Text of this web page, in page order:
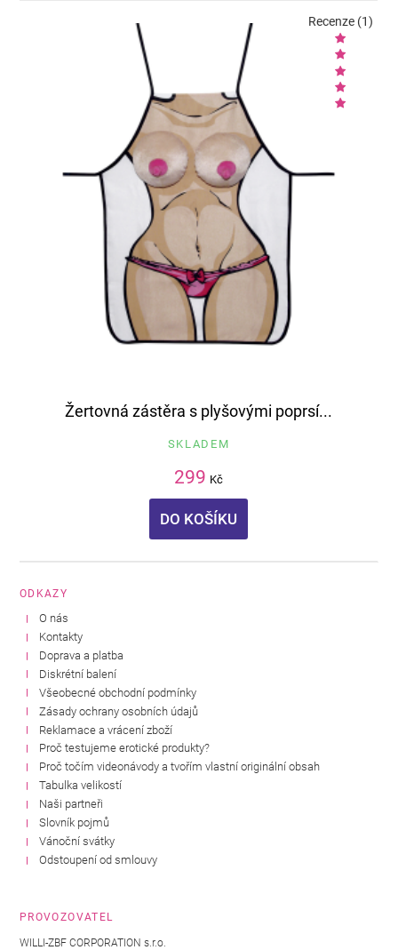
Žertovná zástěra s plyšovými poprsí...
SKLADEM
299 Kč
DO KOŠÍKU
Recenze (1)
ODKAZY
O nás
Kontakty
Doprava a platba
Diskrétní balení
Všeobecné obchodní podmínky
Zásady ochrany osobních údajů
Reklamace a vrácení zboží
Proč testujeme erotické produkty?
Proč točím videonávody a tvořím vlastní originální obsah
Tabulka velikostí
Naši partneři
Slovník pojmů
Vánoční svátky
Odstoupení od smlouvy
PROVOZOVATEL
WILLI-ZBF CORPORATION s.r.o.